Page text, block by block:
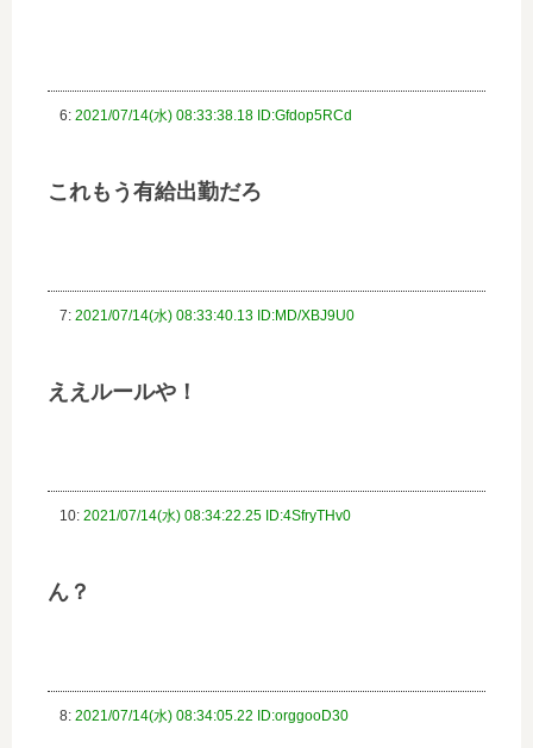
6: 2021/07/14(水) 08:33:38.18 ID:Gfdop5RCd
これもう有給出勤だろ
7: 2021/07/14(水) 08:33:40.13 ID:MD/XBJ9U0
ええルールや！
10: 2021/07/14(水) 08:34:22.25 ID:4SfryTHv0
ん？
8: 2021/07/14(水) 08:34:05.22 ID:orggooD30